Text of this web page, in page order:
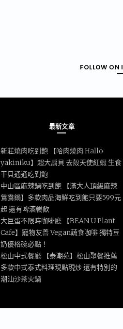
FOLLOW ON
最新文章
新莊燒肉吃到飽 【哈肉燒肉 Hallo
yakiniku】超大扇貝 去殼天使紅蝦 生食
干貝通通吃到飽
中山區麻辣鍋吃到飽 【滿大人頂級麻辣
鴛鴦鍋】多款肉品海鮮吃到飽只要599元
起 還有啤酒暢飲
大巨蛋不限時咖啡廳 【BEAN U Plant
Cafe】寵物友善 Vegan蔬食咖啡 獨特豆
奶優格碗必點！
松山中式餐廳 【泰潮苑】松山聚餐推薦
多款中式泰式料理現點現炒 還有特別的
潮汕沙茶火鍋